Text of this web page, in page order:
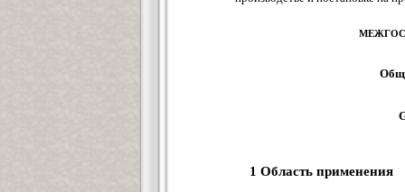
1 Область применения